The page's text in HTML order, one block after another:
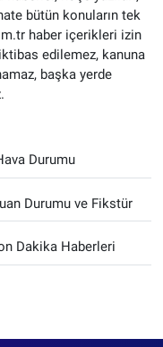
bütün konuların tek
haber içerikleri izin
edilemez, kanuna
başka yerde
Durumu
Durumu ve Fikstür
Dakika Haberleri